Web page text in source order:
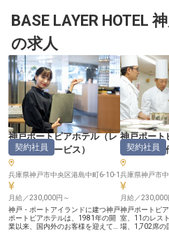
ラ神戸」。当ホテルでは、海の幸を
活かした料理で、お客様に心温まる
戸・淡路島の観光拠点として多くの
お客様にご利用いただく当ホテル
で、あなたの調理技術と創造力を活
かしてみませんか？四季折々の食材
と美しい景色が織りなす感動を、お
料理を通してお客様にお届けする喜
びを一緒に分かち合いましょう！
ーー【あなたの経験を活かし、料理
長へのステップアップを】 当ホテ
ルでは、これまでの経験を活かしな
がら、さらなるスキルアップを目指
せる環境をご用意しています。調理
の実務はもちろん、メニュー開発や
原価管理、スタッフ指導など、料理
長として必要なマネジメントスキル
も身につけられます。 明治海運グ
ループの一員として、安定した環境
で働きながら、北海道や沖縄のグル
ープホテル優待制度も利用可能！寮
も完備（ホテルから徒歩7分・月額
23,000円）しているので、遠方か
らの転職も安心です！ あなたの
「おもてなしの心」と「料理への情
望できる場所
イランドヴィ
日時点の情報
BASE LAYER HOTEL
の求人
神戸ポートピアホテル（レ
ストランサービス ）
契約社員
兵庫県神戸市中央区港島中町6-10-1
月給／230,000円～
神戸・ポートアイランドに建つ神戸
ポートピアホテルは、1981年の開
業以来、国内外のお客様を迎えてき
神戸ポート
理部門その
契約社員
兵庫県神戸市
月給／230,000
神戸ポートピ
室、11のレス
場、1,702席の